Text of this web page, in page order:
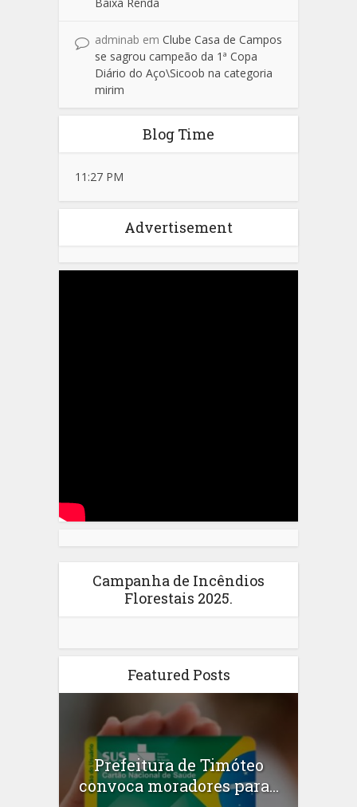
adminab em Clube Casa de Campos
se sagrou campeão da 1ª Copa
Diário do Aço\Sicoob na categoria
mirim
Blog Time
11:27 PM
Advertisement
Campanha de Incêndios
Florestais 2025.
Featured Posts
Prefeitura de Timóteo
convoca moradores para...